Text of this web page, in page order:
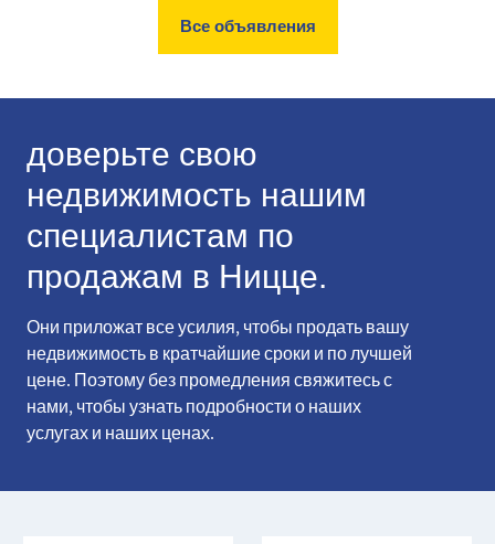
Все объявления
доверьте свою
недвижимость нашим
специалистам по
продажам в Ницце.
Они приложат все усилия, чтобы продать вашу
недвижимость в кратчайшие сроки и по лучшей
цене. Поэтому без промедления свяжитесь с
нами, чтобы узнать подробности о наших
услугах и наших ценах.